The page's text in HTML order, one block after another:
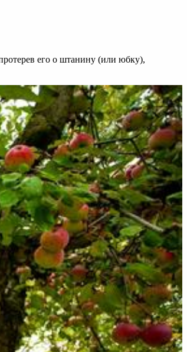
его о штанину (или юбку),